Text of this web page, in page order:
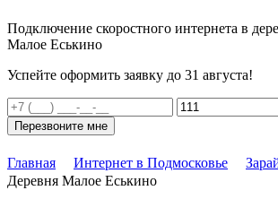
Подключение скоростного интернета в
Малое Еськино
Успейте оформить заявку до 31 августа!
Перезвоните мне
Главная Интернет в Подмосковье
Деревня Малое Еськино